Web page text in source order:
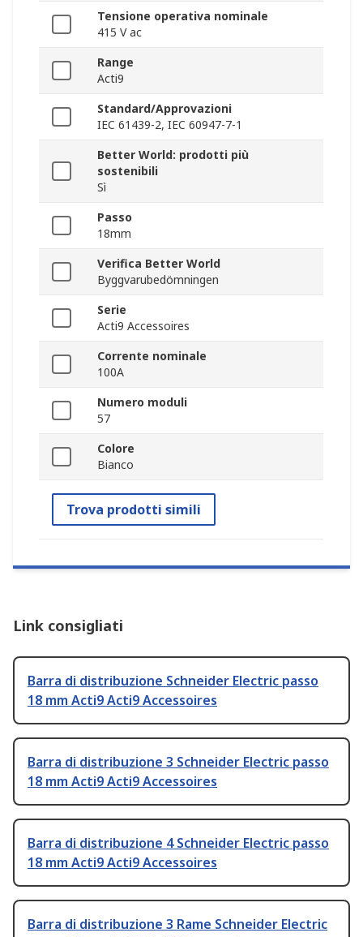
Tensione operativa nominale
415 V ac
Range
Acti9
Standard/Approvazioni
IEC 61439-2, IEC 60947-7-1
Better World: prodotti più
sostenibili
Sì
Passo
18mm
Verifica Better World
Byggvarubedömningen
Serie
Acti9 Accessoires
Corrente nominale
100A
Numero moduli
57
Colore
Bianco
Trova prodotti simili
Link consigliati
Barra di distribuzione Schneider Electric passo
18 mm Acti9 Acti9 Accessoires
Barra di distribuzione 3 Schneider Electric passo
18 mm Acti9 Acti9 Accessoires
Barra di distribuzione 4 Schneider Electric passo
18 mm Acti9 Acti9 Accessoires
Barra di distribuzione 3 Rame Schneider Electric